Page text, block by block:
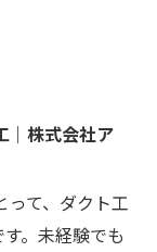
｜株式会社ア
て、ダクト工
。未経験でも